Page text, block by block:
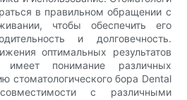
в правильном обращении с
чтобы обеспечить его
и долговечность.
оптимальных результатов
имеет понимание различных
стоматологического бора Dental
с различными